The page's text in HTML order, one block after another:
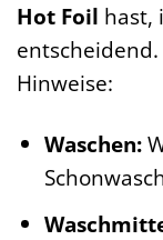
Hot Foil hast,
Hinweise:
Waschen: